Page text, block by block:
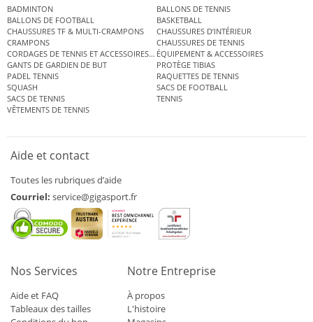
BADMINTON
BALLONS DE TENNIS
BALLONS DE FOOTBALL
BASKETBALL
CHAUSSURES TF & MULTI-CRAMPONS
CHAUSSURES D’INTÉRIEUR
CRAMPONS
CHAUSSURES DE TENNIS
CORDAGES DE TENNIS ET ACCESSOIRES DE TENNISÉQUIPEMENT & ACCESSOIRES
GANTS DE GARDIEN DE BUT
PROTÈGE TIBIAS
PADEL TENNIS
RAQUETTES DE TENNIS
SQUASH
SACS DE FOOTBALL
SACS DE TENNIS
TENNIS
VÊTEMENTS DE TENNIS
Aide et contact
Toutes les rubriques d’aide
Courriel: service@gigasport.fr
Nos Services
Aide et FAQ
Tableaux des tailles
Notre Entreprise
À propos
L'histoire